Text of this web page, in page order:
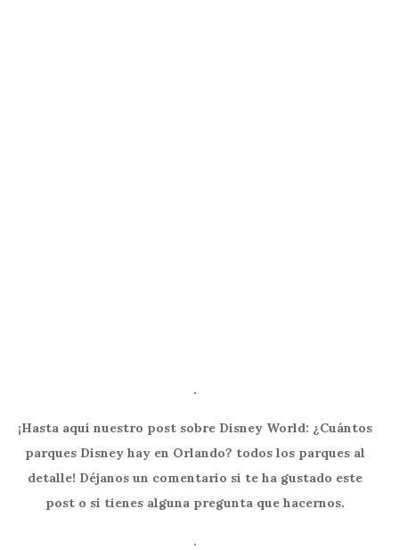
.
¡Hasta aquí nuestro post sobre Disney World: ¿Cuántos
parques Disney hay en Orlando? todos los parques al
detalle! Déjanos un comentario si te ha gustado este
post o si tienes alguna pregunta que hacernos.
.